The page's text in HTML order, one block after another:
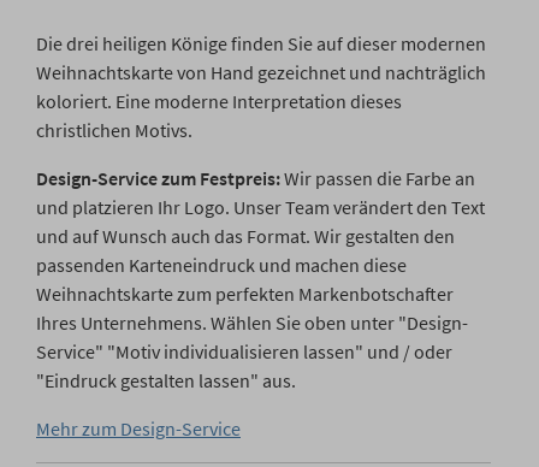
Die drei heiligen Könige finden Sie auf dieser modernen
Weihnachtskarte von Hand gezeichnet und nachträglich
koloriert. Eine moderne Interpretation dieses
christlichen Motivs.
Design-Service zum Festpreis:Wir passen die Farbe an
und platzieren Ihr Logo. Unser Team verändert den Text
und auf Wunsch auch das Format. Wir gestalten den
passenden Karteneindruck und machen diese
Weihnachtskarte zum perfekten Markenbotschafter
Ihres Unternehmens. Wählen Sie oben unter "Design-
Service" "Motiv individualisieren lassen" und / oder
"Eindruck gestalten lassen" aus.
Mehr zum Design-Service